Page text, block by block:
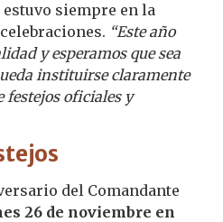
siempre en la
“Este año
y esperamos que sea
instituirse claramente
festejos oficiales y
del Comandante
26 de noviembre en